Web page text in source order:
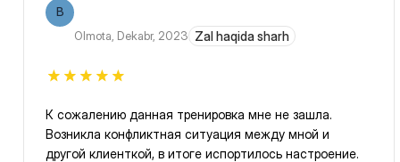
B
Olmota, Dekabr, 2023 Zal haqida sharh
К сожалению данная тренировка мне не зашла.
Возникла конфликтная ситуация между мной и
другой клиенткой, в итоге испортилось настроение.